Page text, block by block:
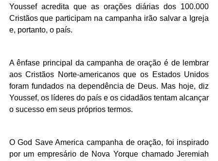
Youssef acredita que as orações diárias dos 100.000
Cristãos que participam na campanha irão salvar a Igreja
e, portanto, o país.
A ênfase principal da campanha de oração é de lembrar
aos Cristãos Norte-americanos que os Estados Unidos
foram fundados na dependência de Deus. Mas hoje, diz
Youssef, os líderes do país e os cidadãos tentam alcançar
o sucesso em seus próprios termos.
O God Save America campanha de oração, foi inspirado
por um empresário de Nova Yorque chamado Jeremiah